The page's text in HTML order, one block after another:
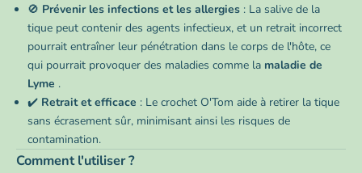
🚫 Prévenir les infections et les allergies : La salive de la
tique peut contenir des agents infectieux, et un retrait incorrect
pourrait entraîner leur pénétration dans le corps de l'hôte, ce
qui pourrait provoquer des maladies comme la maladie de
Lyme .
✔️ Retrait et efficace : Le crochet O'Tom aide à retirer la tique
sans écrasement sûr, minimisant ainsi les risques de
contamination.
Comment l'utiliser ?